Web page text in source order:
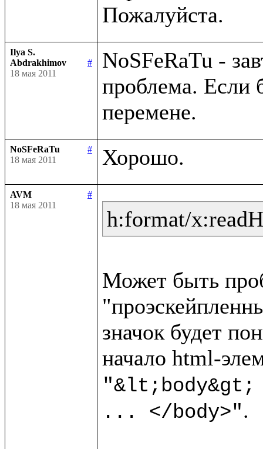
Ilya S.
Abdrakhimov
#
18 мая 2011
NoSFeRaTu -
проблема. Если
NoSFeRaTu
#
18 мая 2011
AVM
#
18 мая 2011
h:format/
Может быть
значок будет
... </body>".